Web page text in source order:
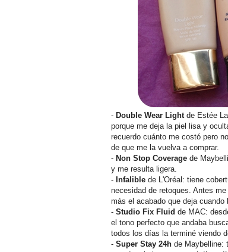
- Double Wear Light de Estée
porque me deja la piel lisa y
recuerdo cuánto me costó pero
de que me la vuelva a comprar.
- Non Stop Coverage de
y me resulta ligera.
- Infalible de L'Oréal: tiene
necesidad de retoques. Antes
más el acabado que deja cuando
- Studio Fix Fluid de MAC:
el tono perfecto que andaba
todos los días la terminé viendo
- Super Stay 24h de Maybelline: